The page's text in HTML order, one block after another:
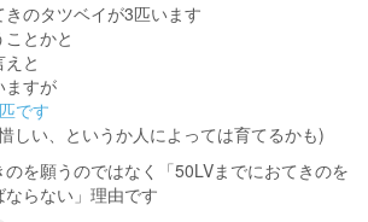
きのタツベイが3匹います
とかと
と
ますが
です
しい、というか人によっては育てるかも)
のを願うのではなく「50LVまでにおてきのを
らない」理由です